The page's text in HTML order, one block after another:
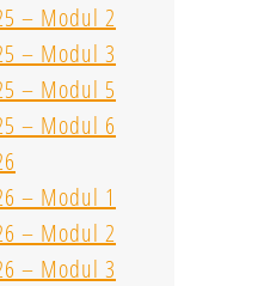
– Modul 2
– Modul 3
– Modul 5
– Modul 6
– Modul 1
– Modul 2
– Modul 3